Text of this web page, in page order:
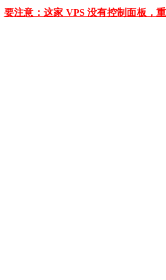
要注意：这家 VPS 没有控制面板，